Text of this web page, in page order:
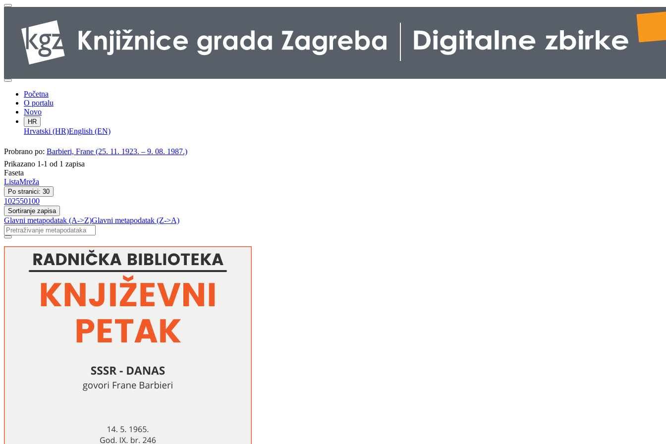
Početna
O portalu
Novo
HR
Hrvatski (HR)English (EN)
Probrano po: Barbieri, Frane (25. 11. 1923. – 9. 08. 1987.)
Prikazano 1-1 od 1 zapisa
Faseta
ListaMreža
Po stranici: 30
102550100
Sortiranje zapisa
Glavni metapodatak (A->Z)Glavni metapodatak (Z->A)